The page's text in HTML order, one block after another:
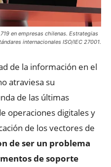
en empresas chilenas. Estrategias
internacionales ISO/IEC 27001.
de la información en el
atraviesa su
de las últimas
operaciones digitales y
de los vectores de
de ser un problema
de soporte